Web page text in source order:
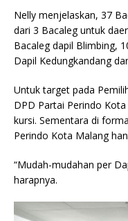
Nelly menjelaskan, 37
dari 3 Bacaleg untuk
Bacaleg dapil Blimbing,
Dapil Kedungkandang
Untuk target pada
DPD Partai Perindo
kursi. Sementara di
Perindo Kota Malang
“Mudah-mudahan per
harapnya.